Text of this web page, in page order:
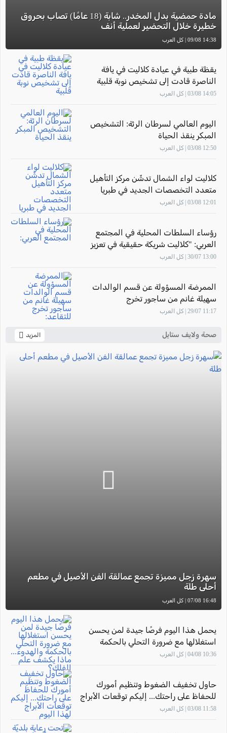
مادة حمضية بدل المخدر.. شابة (18 عامًا) تصاب بحروق
خطيرة خلال التحضير لعملية أنف
14:38 09/08 | كل العرب
يقظة طبية في عيادة كلاليت في يافة
الناصرة قادت إلى تشخيص نوبة قلبية
14:05 03/08 | كل العرب
اليوم العالمي لسرطان الرئة: التشخيص
المبكر ينقذ الحياة
12:50 03/08 | كل العرب
كلاليت لواء الشمال تدشّن مركز التأهيل
متعدد التخصصات الجديد في طبريا
12:01 03/08 | كل العرب
رؤساء السلطات المحلية في المجتمع
العربي: "كلاليت شريكة حقيقية في تعزيز
صحة أهالينا"
13:00 30/07 | كل العرب
الممرضة المسؤولة عن قسم الوالدات
سهيلة غانم من ساجور تخرج
للتقاعد: "أشعر بالفخر لأنني ساهمت في
المركز الطبي زيف"
11:17 29/07 | كل العرب
صحة ولايف ستايل المزيد
سهرة زجل مميزة تجمع عمالقة الفن الأصيل في مطعم
أحلى طلة
16:48 07/08 | كل العرب
يحمل هذا اليوم فرصًا جيدة لمن يحسن
استغلالها مع ضرورة التحلي بالحكمة
والهدوء... ماذا يكشف علم الفلك؟
10:36 04/08 | كل العرب
حاول تخفيف الضغوط وتنظيم أمورك
للحفاظ على راحتك... إليكم توقعات الأبراج
لهذا اليوم
11:58 03/08 | كل العرب